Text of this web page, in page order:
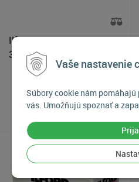
Vaše nastavenie
Súbory cookie nám
vás. Umožňujú spoznať a
Ilford PAN F PLUS 50 135-
36, Čierno-biely 35mm
negatívny film
Skladom viac ako 5 kusov